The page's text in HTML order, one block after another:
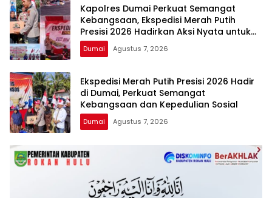
Kapolres Dumai Perkuat Semangat
Kebangsaan, Ekspedisi Merah Putih
Presisi 2026 Hadirkan Aksi Nyata untuk
Rakyat
Dumai Agustus 7, 2026
Ekspedisi Merah Putih Presisi 2026 Hadir
di Dumai, Perkuat Semangat
Kebangsaan dan Kepedulian Sosial
Dumai Agustus 7, 2026